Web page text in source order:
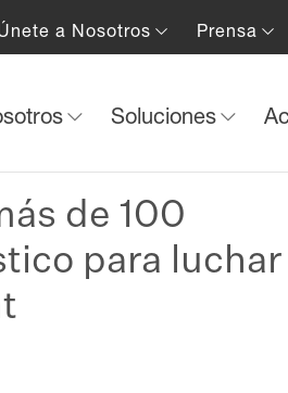
a Nosotros Prensa
Soluciones
de 100
para luchar